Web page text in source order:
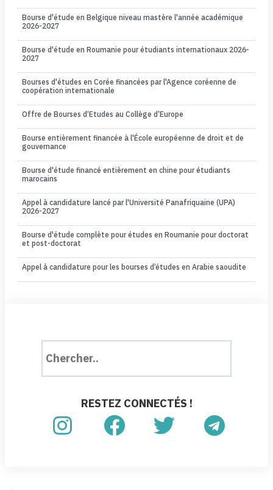
Bourse d'étude en Belgique niveau mastère l'année académique
2026-2027
Bourse d'étude en Roumanie pour étudiants internationaux 2026-
2027
Bourses d'études en Corée financées par l'Agence coréenne de
coopération internationale
Offre de Bourses d’Etudes au Collège d’Europe
Bourse entièrement financée à l'École européenne de droit et de
gouvernance
Bourse d'étude financé entièrement en chine pour étudiants
marocains
Appel à candidature lancé par l'Université Panafriquaine (UPA)
2026-2027
Bourse d'étude complète pour études en Roumanie pour doctorat
et post-doctorat
Appel à candidature pour les bourses d’études en Arabie saoudite
RESTEZ CONNECTÉS !